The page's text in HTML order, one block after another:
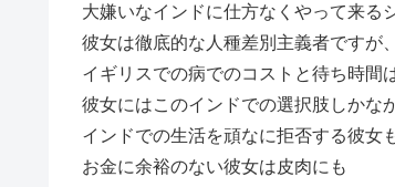
大嫌いなインドに仕方なくやって来る
彼女は徹底的な人種差別主義者ですが
イギリスでの病でのコストと待ち時間
彼女にはこのインドでの選択肢しかな
インドでの生活を頑なに拒否する彼女
お金に余裕のない彼女は皮肉にも